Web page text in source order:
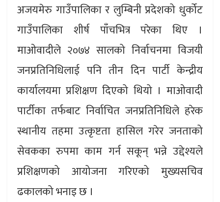
अजयमेरु गाउँपालिका र लुम्बिनी प्रदेशको धुर्कोट
गाउँपालिका शीर्ष पाँचभित्र परेका थिए ।
माओवादीले २०७४ सालको निर्वाचनमा विजयी
जनप्रतिनिधिलाई पनि तीन दिन पार्टी केन्द्रीय
कार्यालयमा प्रशिक्षण दिएको थियो । माओवादी
पार्टीका तर्फबाट निर्वाचित जनप्रतिनिधिले हरेक
स्थानीय तहमा उत्कृष्टता हासिल गरेर जनताको
सेवकका रुपमा काम गर्न सकून् भन्ने उद्देश्यले
प्रशिक्षणको आयोजना गरिएको मुख्यसचिव
ढकालको भनाइ छ ।